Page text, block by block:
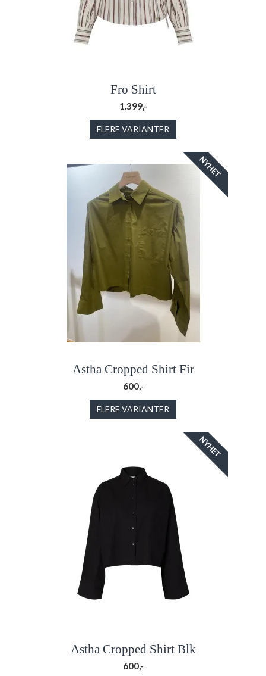
Fro Shirt
1.399,-
FLERE VARIANTER
NYHET
Astha Cropped Shirt Fir
600,-
FLERE VARIANTER
NYHET
Astha Cropped Shirt Blk
600,-